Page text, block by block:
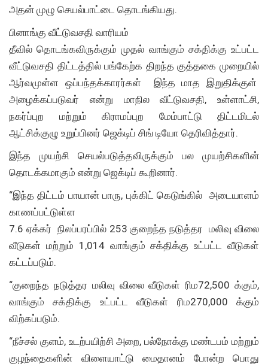
அதன் முழு செயல்பாட்டை தொடங்கியது.
பினாங்கு வீட்டுவசதி வாரியம்
தீவில் தொடங்கவிருக்கும் முதல் வாங்கும் சக்திக்கு உட்பட்ட
வீட்டுவசதி திட்டத்தில் பங்கேற்க திறந்த குத்தகை முறையில்
ஆர்வமுள்ள ஒப்பந்தக்காரர்கள் இந்த மாத இறுதிக்குள்
அழைக்கப்படுவர் என்று மாநில வீட்டுவசதி, உள்ளாட்சி,
நகர்ப்புற மற்றும் கிராமப்புற மேம்பாட்டு திட்டமிடல்
ஆட்சிக்குழு உறுப்பினர் ஜெக்டிப் சிங் டியோ தெரிவித்தார்.
இந்த முயற்சி செயல்படுத்தவிருக்கும் பல முயற்சிகளின்
தொடக்கமாகும் என்று ஜெக்டிப் கூறினார்.
“இந்த திட்டம் பாயான் பாரு, புக்கிட் கெடுங்கில் அடையாளம்
காணப்பட்டுள்ள
7.6 ஏக்கர் நிலப்பரப்பில் 253 குறைந்த நடுத்தர மலிவு விலை
வீடுகள் மற்றும் 1,014 வாங்கும் சக்திக்கு உட்பட்ட வீடுகள்
கட்டப்படும்.
“குறைந்த நடுத்தர மலிவு விலை வீடுகள் ரிம72,500 க்கும்,
வாங்கும் சக்திக்கு உட்பட்ட வீடுகள் ரிம270,000 க்கும்
விற்கப்படும்.
“நீச்சல் குளம், உடற்பயிற்சி அறை, பல்நோக்கு மண்டபம் மற்றும்
குழந்தைகளின் விளையாட்டு மைதானம் போன்ற பொது